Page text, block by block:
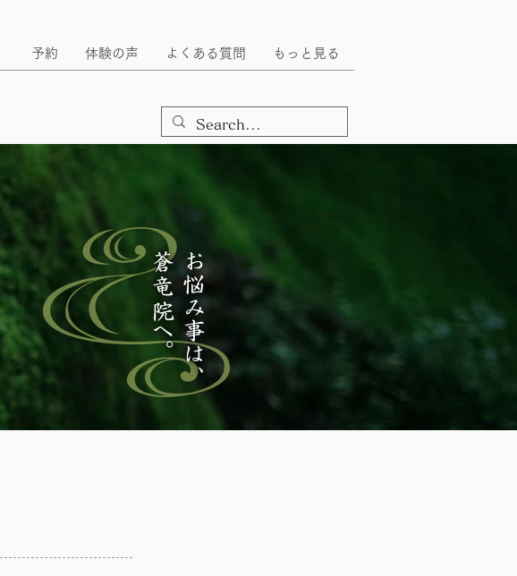
予約 体験の声 よくある質問 もっと見る